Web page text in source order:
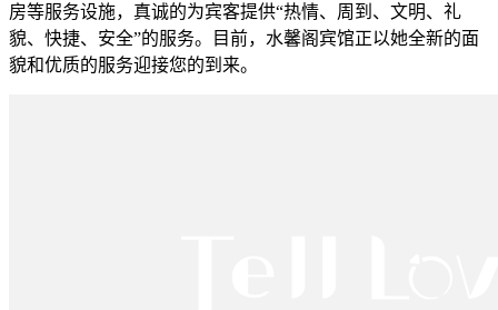
房等服务设施，真诚的为宾客提供“热情、周到、文明、礼
貌、快捷、安全”的服务。目前，水馨阁宾馆正以她全新的面
貌和优质的服务迎接您的到来。